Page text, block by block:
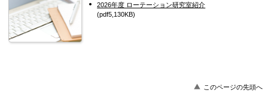
2026年度 ローテーション研究室紹介
(pdf5,130KB)
このページの先頭へ